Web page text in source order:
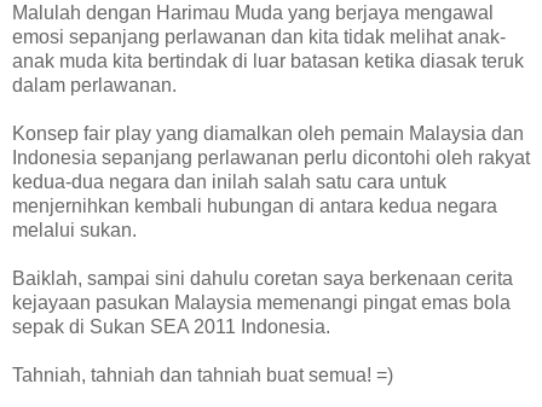
Malulah dengan Harimau Muda yang berjaya mengawal
emosi sepanjang perlawanan dan kita tidak melihat anak-
anak muda kita bertindak di luar batasan ketika diasak teruk
dalam perlawanan.
Konsep fair play yang diamalkan oleh pemain Malaysia dan
Indonesia sepanjang perlawanan perlu dicontohi oleh rakyat
kedua-dua negara dan inilah salah satu cara untuk
menjernihkan kembali hubungan di antara kedua negara
melalui sukan.
Baiklah, sampai sini dahulu coretan saya berkenaan cerita
kejayaan pasukan Malaysia memenangi pingat emas bola
sepak di Sukan SEA 2011 Indonesia.
Tahniah, tahniah dan tahniah buat semua! =)